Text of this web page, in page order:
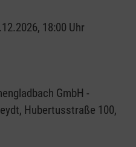
18:00 Uhr
GmbH -
Hubertusstraße 100,